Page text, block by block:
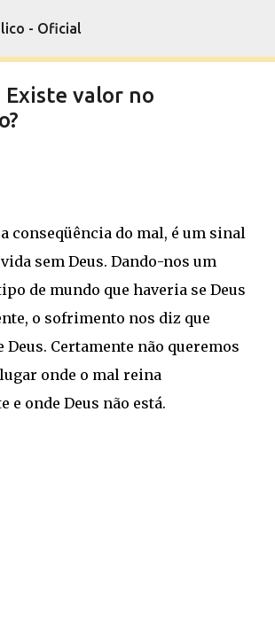
Pular para o conteúdo principal
- Oficial
Existe valor no
conseqüência do mal, é um sinal
sem Deus. Dando-nos um
de mundo que haveria se Deus
o sofrimento nos diz que
Deus. Certamente não queremos
onde o mal reina
e onde Deus não está.